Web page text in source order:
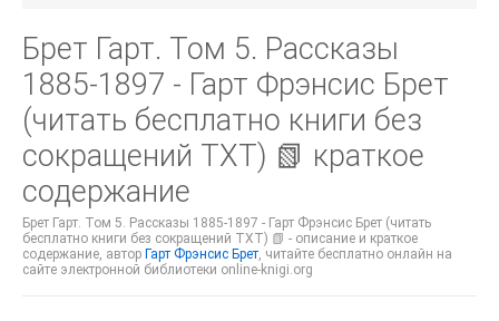
Брет Гарт. Том 5. Рассказы
1885-1897 - Гарт Фрэнсис Брет
(читать бесплатно книги без
сокращений TXT) 📗 краткое
содержание
Брет Гарт. Том 5. Рассказы 1885-1897 - Гарт Фрэнсис Брет (читать
бесплатно книги без сокращений TXT) 📗 - описание и краткое
содержание, автор Гарт Фрэнсис Брет, читайте бесплатно онлайн на
сайте электронной библиотеки online-knigi.org